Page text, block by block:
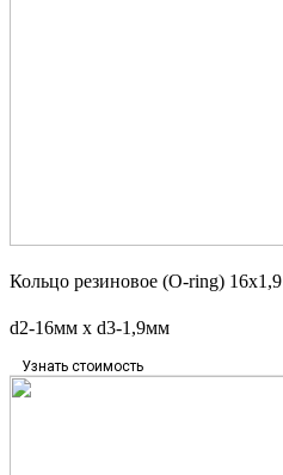
Кольцо резиновое (O-ring) 16х1,9
d2-16мм x d3-1,9мм
Узнать стоимость